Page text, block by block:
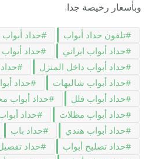
وبأسعار رخيصة جدا.
تلفون حداد أبواب حداد أبواب
حداد أبواب ايراني
حداد
حداد أبواب داخل المنزل
حداد أبواب شاليهات
حداد
حداد أبواب فلل
حداد أبواب
حداد أبواب مظلات
حداد
حداد أبواب هندي
حداد باب
حداد تصليح أبواب
حداد